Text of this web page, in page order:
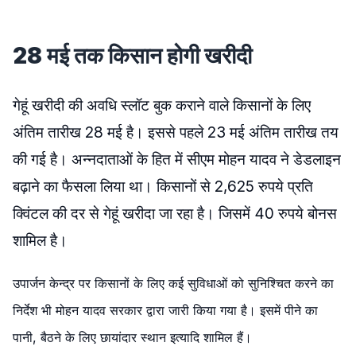
28 मई तक किसान होगी खरीदी
गेहूं खरीदी की अवधि स्लॉट बुक कराने वाले किसानों के लिए
अंतिम तारीख 28 मई है। इससे पहले 23 मई अंतिम तारीख तय
की गई है। अन्नदाताओं के हित में सीएम मोहन यादव ने डेडलाइन
बढ़ाने का फैसला लिया था। किसानों से 2,625 रुपये प्रति
क्विंटल की दर से गेहूं खरीदा जा रहा है। जिसमें 40 रुपये बोनस
शामिल है।
उपार्जन केन्द्र पर किसानों के लिए कई सुविधाओं को सुनिश्चित करने का
निर्देश भी मोहन यादव सरकार द्वारा जारी किया गया है। इसमें पीने का
पानी, बैठने के लिए छायांदार स्थान इत्यादि शामिल हैं।